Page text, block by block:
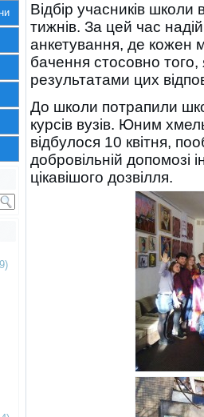
Відбір учасників
тижнів. За цей час
анкетування, де кожен
бачення стосовно
результатами цих
До школи потрапили
курсів вузів. Юним
відбулося 10 квітня,
добровільній
цікавішого дозвілля.